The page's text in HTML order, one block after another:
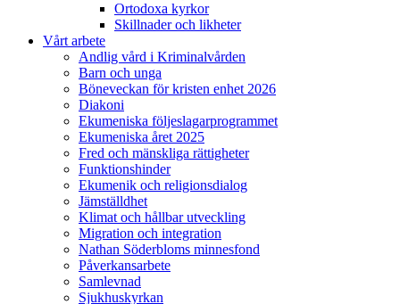
Ortodoxa kyrkor
Skillnader och likheter
Vårt arbete
Andlig vård i Kriminalvården
Barn och unga
Böneveckan för kristen enhet 2026
Diakoni
Ekumeniska följeslagarprogrammet
Ekumeniska året 2025
Fred och mänskliga rättigheter
Funktionshinder
Ekumenik och religionsdialog
Jämställdhet
Klimat och hållbar utveckling
Migration och integration
Nathan Söderbloms minnesfond
Påverkansarbete
Samlevnad
Sjukhuskyrkan